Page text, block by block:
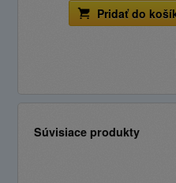
Pridať do
Súvisiace produkty